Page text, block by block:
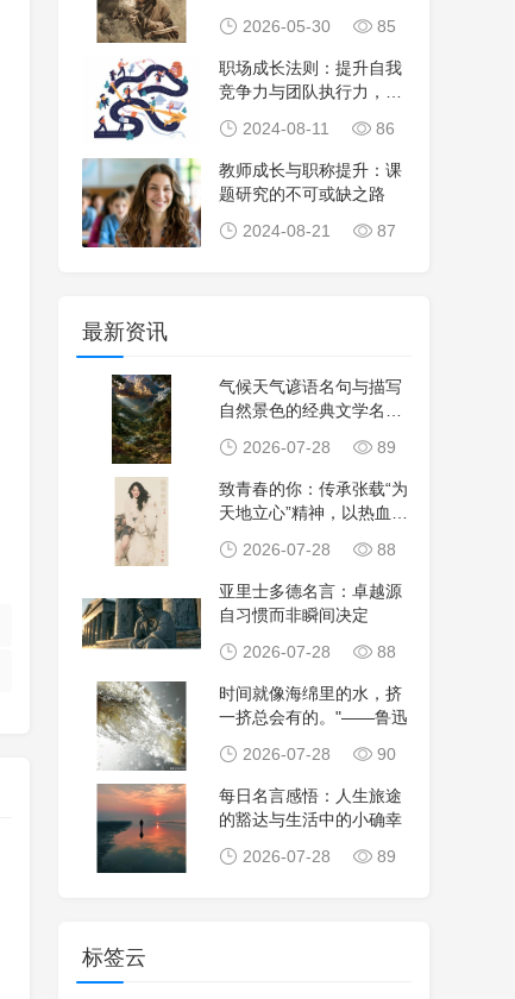
2026-05-30 85
职场成长法则：提升自我
竞争力与团队执行力，共
2024-08-11 86
教师成长与职称提升：课
题研究的不可或缺之路
2024-08-21
87
最新资讯
气候天气谚语名句与描写
自然景色的经典文学名
2026-07-28 89
致青春的你：传承张载“为
天地立心”精神，以热血担
2026-07-28 88
亚里士多德名言：卓越源
自习惯而非瞬间决定
2026-07-28
88
时间就像海绵里的水，挤
一挤总会有的。"——鲁迅
2026-07-28
90
每日名言感悟：人生旅途
的豁达与生活中的小确幸
2026-07-28
89
标签云